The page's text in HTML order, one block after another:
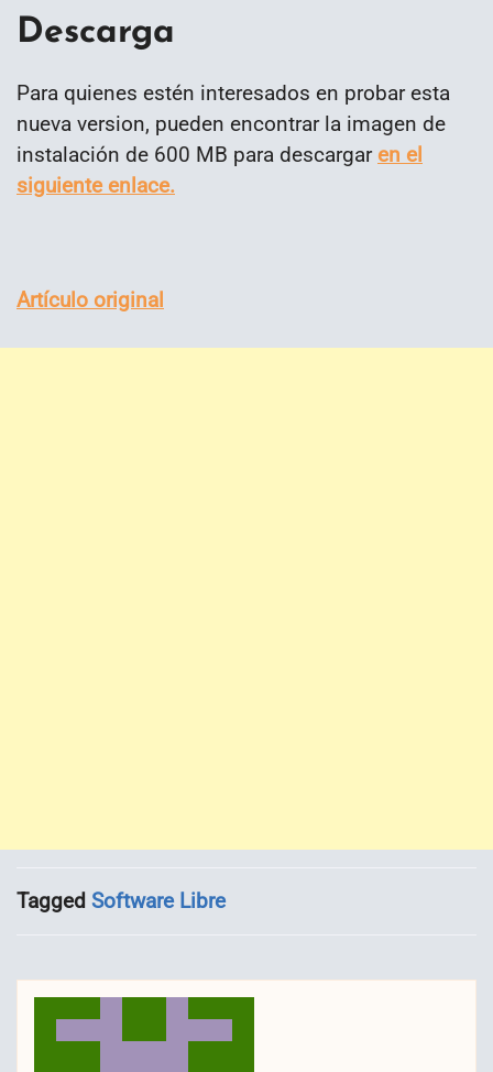
Descarga
Para quienes estén interesados en probar esta
nueva version, pueden encontrar la imagen de
instalación de 600 MB para descargar en el
siguiente enlace.
Artículo original
Tagged Software Libre